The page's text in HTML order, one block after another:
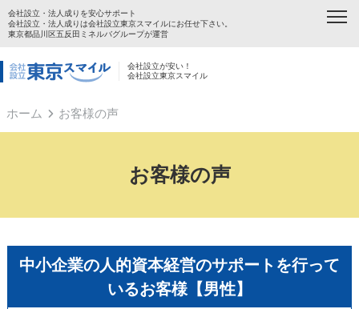
会社設立・法人成りを安心サポート
会社設立・法人成りは会社設立東京スマイルにお任せ下さい。
東京都品川区五反田ミネルバグループが運営
会社設立が安い！
会社設立東京スマイル
ホーム お客様の声
お客様の声
中小企業の人的資本経営のサポートを行って
いるお客様【男性】